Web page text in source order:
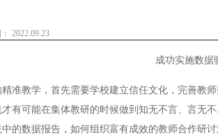
2022.09.23
成功实施数据
准教学，首先需要学校建立信任文化，完善教
有可能在集体教研的时候做到知无不言、言无
的数据报告，如何组织富有成效的教师合作研讨